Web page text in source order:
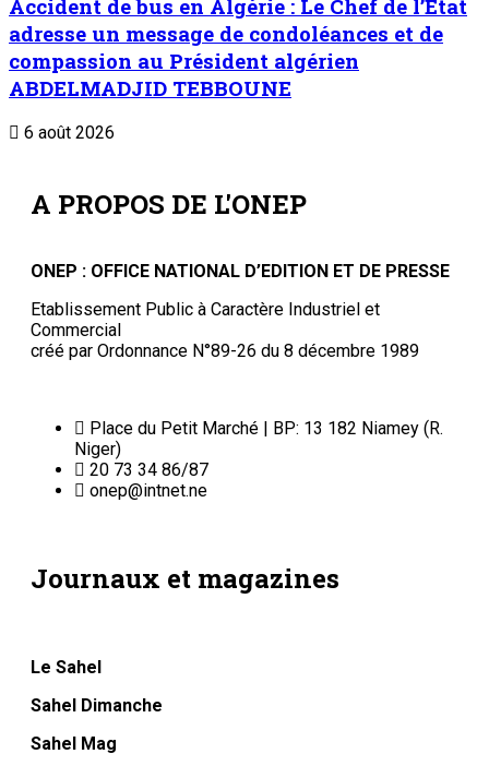
Accident de bus en Algérie : Le Chef de l’Etat
adresse un message de condoléances et de
compassion au Président algérien
ABDELMADJID TEBBOUNE
6 août 2026
A PROPOS DE L'ONEP
ONEP : OFFICE NATIONAL D’EDITION ET DE PRESSE
Etablissement Public à Caractère Industriel et
Commercial
créé par Ordonnance N°89-26 du 8 décembre 1989
Place du Petit Marché | BP: 13 182 Niamey (R.
Niger)
20 73 34 86/87
onep@intnet.ne
Journaux et magazines
Le Sahel
Sahel Dimanche
Sahel Mag